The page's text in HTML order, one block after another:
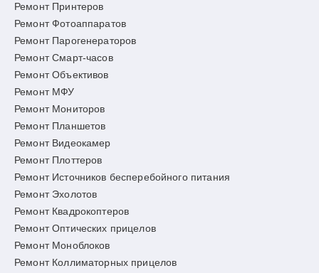
Ремонт Принтеров
Ремонт Фотоаппаратов
Ремонт Парогенераторов
Ремонт Смарт-часов
Ремонт Объективов
Ремонт МФУ
Ремонт Мониторов
Ремонт Планшетов
Ремонт Видеокамер
Ремонт Плоттеров
Ремонт Источников бесперебойного питания
Ремонт Эхолотов
Ремонт Квадрокоптеров
Ремонт Оптических прицелов
Ремонт Моноблоков
Ремонт Коллиматорных прицелов